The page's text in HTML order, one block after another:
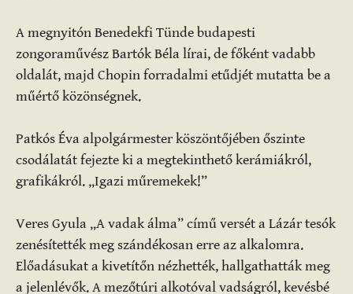
A megnyitón Benedekfi Tünde budapesti
zongoraművész Bartók Béla lírai, de főként vadabb
oldalát, majd Chopin forradalmi etűdjét mutatta be a
műértő közönségnek.
Patkós Éva alpolgármester köszöntőjében őszinte
csodálatát fejezte ki a megtekinthető kerámiákról,
grafikákról. „Igazi műremekek!”
Veres Gyula „A vadak álma” című versét a Lázár tesók
zenésítették meg szándékosan erre az alkalomra.
Előadásukat a kivetítőn nézhették, hallgathatták meg
a jelenlévők. A mezőtúri alkotóval vadságról, kevésbé